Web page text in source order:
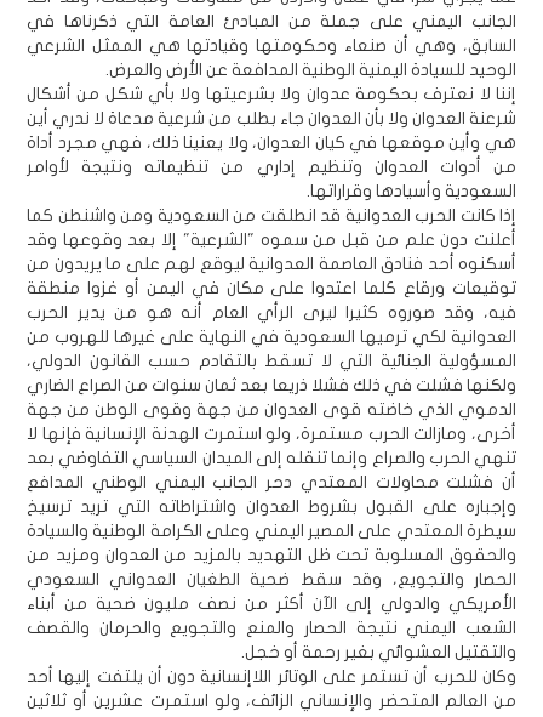
الجانب اليمني على جملة من المبادئ العامة التي ذكرناها في
السابق، وهي أن صنعاء وحكومتها وقيادتها هي الممثل الشرعي
الوحيد للسيادة اليمنية الوطنية المدافعة عن الأرض والعرض.
إننا لا نعترف بحكومة عدوان ولا بشرعيتها ولا بأي شكل من أشكال
شرعنة العدوان ولا بأن العدوان جاء بطلب من شرعية مدعاة لا ندري أين
هي وأين موقعها في كيان العدوان، ولا يعنينا ذلك، فهي مجرد أداة
من أدوات العدوان وتنظيم إداري من تنظيماته ونتيجة لأوامر
السعودية وأسيادها وقراراتها.
إذا كانت الحرب العدوانية قد انطلقت من السعودية ومن واشنطن كما
أعلنت دون علم من قبل من سموه "الشرعية" إلا بعد وقوعها وقد
أسكنوه أحد فنادق العاصمة العدوانية ليوقع لهم على ما يريدون من
توقيعات ورقاع كلما اعتدوا على مكان في اليمن أو غزوا منطقة
فيه، وقد صوروه كثيرا ليرى الرأي العام أنه هو من يدير الحرب
العدوانية لكي ترميها السعودية في النهاية على غيرها للهروب من
المسؤولية الجنائية التي لا تسقط بالتقادم حسب القانون الدولي،
ولكنها فشلت في ذلك فشلا ذريعا بعد ثمان سنوات من الصراع الضاري
الدموي الذي خاضته قوى العدوان من جهة وقوى الوطن من جهة
أخرى، ومازالت الحرب مستمرة، ولو استمرت الهدنة الإنسانية فإنها لا
تنهي الحرب والصراع وإنما تنقله إلى الميدان السياسي التفاوضي بعد
أن فشلت محاولات المعتدي دحر الجانب اليمني الوطني المدافع
وإجباره على القبول بشروط العدوان واشتراطاته التي تريد ترسيخ
سيطرة المعتدي على المصير اليمني وعلى الكرامة الوطنية والسيادة
والحقوق المسلوبة تحت ظل التهديد بالمزيد من العدوان ومزيد من
الحصار والتجويع، وقد سقط ضحية الطغيان العدواني السعودي
الأمريكي والدولي إلى الآن أكثر من نصف مليون ضحية من أبناء
الشعب اليمني نتيجة الحصار والمنع والتجويع والحرمان والقصف
والتقتيل العشوائي بغير رحمة أو خجل.
وكان للحرب أن تستمر على الوتائر اللاإنسانية دون أن يلتفت إليها أحد
من العالم المتحضر والإنساني الزائف، ولو استمرت عشرين أو ثلاثين